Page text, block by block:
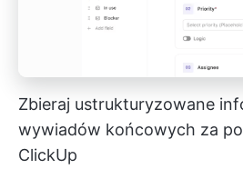
Zbieraj ustrukturyzowane
wywiadów końcowych za
ClickUp